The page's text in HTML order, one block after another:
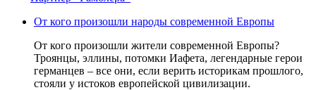
От кого произошли народы современной Европы
От кого произошли жители современной Европы?
Троянцы, эллины, потомки Иафета, легендарные герои
германцев – все они, если верить историкам прошлого,
стояли у истоков европейской цивилизации.